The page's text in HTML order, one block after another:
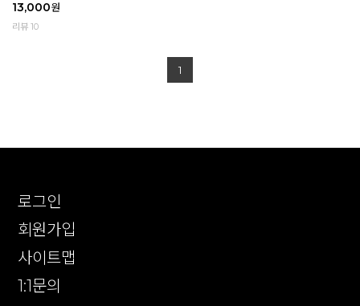
13,000원
리뷰 10
1
로그인
회원가입
사이트맵
1:1문의